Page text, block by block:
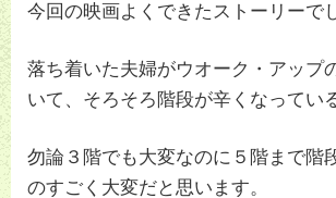
今回の映画よくできたストーリーで
落ち着いた夫婦がウオーク・アップ
いて、そろそろ階段が辛くなってい
勿論３階でも大変なのに５階まで階
のすごく大変だと思います。